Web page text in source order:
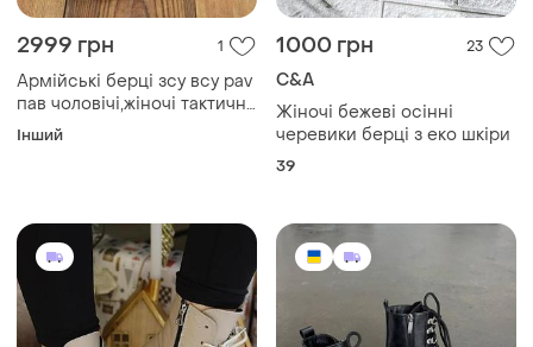
2999 грн 1
Армійські берці зсу всу pav
пав чоловічі,жіночі тактичні
осінь,зима,осінні,зимові,хакі,зелені
Інший
1000 грн 23
C&A
Жіночі бежеві осінні
черевики берці з еко шкіри
39